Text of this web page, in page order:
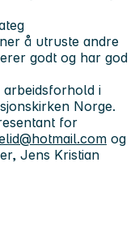
å utruste andre
godt og har god
i
Norge.
for
og
Jens Kristian